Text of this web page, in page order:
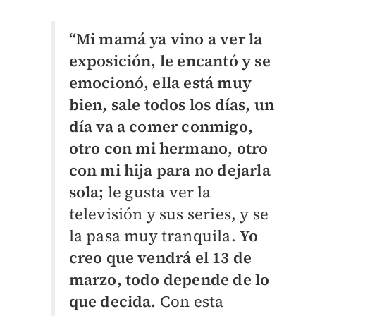
“Mi mamá ya vino a ver la
exposición, le encantó y se
emocionó, ella está muy
bien, sale todos los días, un
día va a comer conmigo,
otro con mi hermano, otro
con mi hija para no dejarla
sola; le gusta ver la
televisión y sus series, y se
la pasa muy tranquila.Yo
creo que vendrá el 13 de
marzo, todo depende de lo
que decida. Con esta